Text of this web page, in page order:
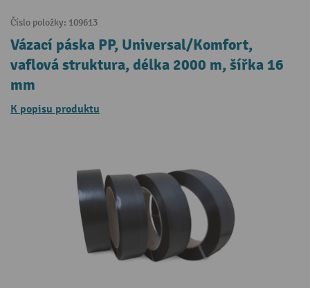
Číslo položky: 109613
Vázací páska PP, Universal/Komfort,
vaflová struktura, délka 2000 m, šířka 16
mm
K popisu produktu